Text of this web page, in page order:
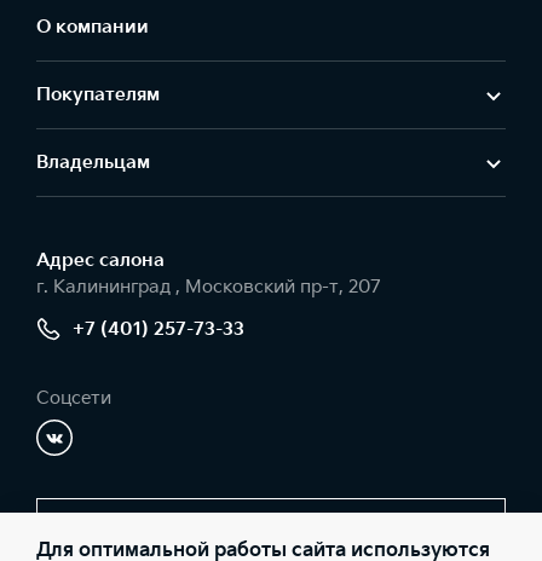
О компании
Покупателям
Владельцам
Адрес салонa
г. Калининград , Московский пр-т, 207
+7 (401) 257-73-33
Соцсети
Для оптимальной работы сайта используются